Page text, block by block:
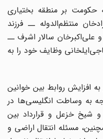
بر منطقه بختیاری
منتظمالدوله ــ فرزند
اکبرخان سالار اشرف ــ
ایلخانی وظایف خود را به
افزایش روابط بین خوانین
به وساطت انگلیسیها در
شیخ خزعل و قرارداد بین
1327ق و همچنین، مسئله انتقال اراضی و